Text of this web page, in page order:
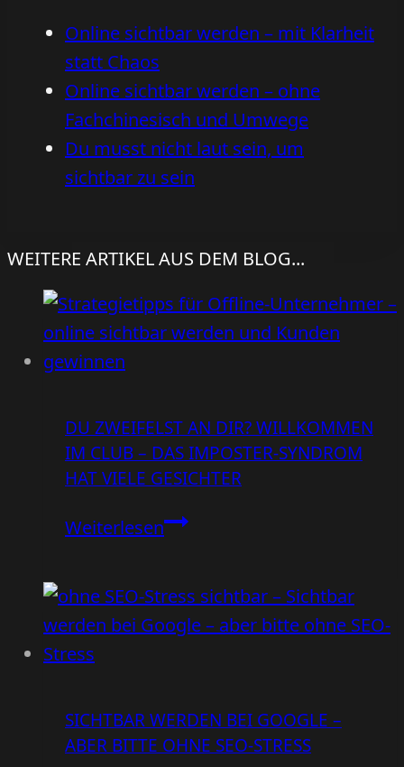
Online sichtbar werden – mit Klarheit
statt Chaos
Online sichtbar werden – ohne
Fachchinesisch und Umwege
Du musst nicht laut sein, um
sichtbar zu sein
WEITERE ARTIKEL AUS DEM BLOG...
DU ZWEIFELST AN DIR? WILLKOMMEN
IM CLUB – DAS IMPOSTER-SYNDROM
HAT VIELE GESICHTER
WeiterlesenDu
dir?
Willkommen
–
das
SICHTBAR WERDEN BEI GOOGLE –
ABER BITTE OHNE SEO-STRESS